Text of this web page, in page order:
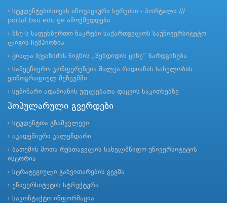
სტუდენტებისთვის ინოვაციური სერვისი - პორტალი ///
portal.bsu.edu.ge ამოქმედდება
ბსუ-ს საფეხბურთო ნაკრები საქართველოს საუნივერსიტეტო
ლიგის ჩემპიონია
ციალა ბეჟანიძის წიგნის „ზენდიდის ციხე“ წარდგინება
სამეცნიერო კონფერენცია შალვა რადიანის სახელობის
ეთნოგრაფიულ მუზეუმში
სემინარი ადამიანის უფლებათა დაცვის საკითხებზე
პოპულარული გვერდები
სტუდენტთა გზამკვლევი
აკადემიური კალენდარი
ბათუმის შოთა რუსთაველის სახელმწიფო უნივერსიტეტის
ისტორია
სტრატეგიული განვითარების გეგმა
უნივერსიტეტის სტრუქტურა
საკონტაქტო ინფორმაცია